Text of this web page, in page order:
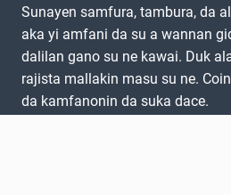
Sunayen samfura, tambura, da
aka yi amfani da su a wannan
dalilan gano su ne kawai. Duk
rajista mallakin masu su ne.
da kamfanonin da suka dace.